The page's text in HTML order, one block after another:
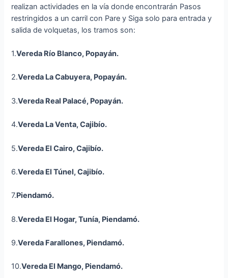
realizan actividades en la vía donde encontrarán Pasos
restringidos a un carril con Pare y Siga solo para entrada y
salida de volquetas, los tramos son:
1.Vereda Río Blanco, Popayán.
2.Vereda La Cabuyera, Popayán.
3.Vereda Real Palacé, Popayán.
4.Vereda La Venta, Cajibío.
5.Vereda El Cairo, Cajibío.
6.Vereda El Túnel, Cajibío.
7.Piendamó.
8.Vereda El Hogar, Tunía, Piendamó.
9.Vereda Farallones, Piendamó.
10.Vereda El Mango, Piendamó.